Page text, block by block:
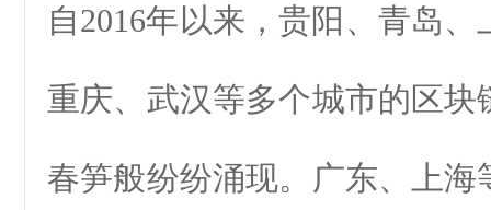
自2016年以来，贵阳、青岛
重庆、武汉等多个城市的区块
春笋般纷纷涌现。广东、上